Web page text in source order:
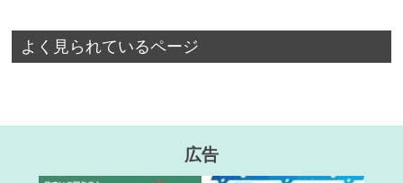
よく見られているページ
広告